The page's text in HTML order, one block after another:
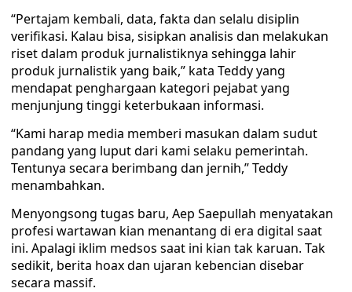
“Pertajam kembali, data, fakta dan selalu disiplin
verifikasi. Kalau bisa, sisipkan analisis dan melakukan
riset dalam produk jurnalistiknya sehingga lahir
produk jurnalistik yang baik,” kata Teddy yang
mendapat penghargaan kategori pejabat yang
menjunjung tinggi keterbukaan informasi.
“Kami harap media memberi masukan dalam sudut
pandang yang luput dari kami selaku pemerintah.
Tentunya secara berimbang dan jernih,” Teddy
menambahkan.
Menyongsong tugas baru, Aep Saepullah menyatakan
profesi wartawan kian menantang di era digital saat
ini. Apalagi iklim medsos saat ini kian tak karuan. Tak
sedikit, berita hoax dan ujaran kebencian disebar
secara massif.